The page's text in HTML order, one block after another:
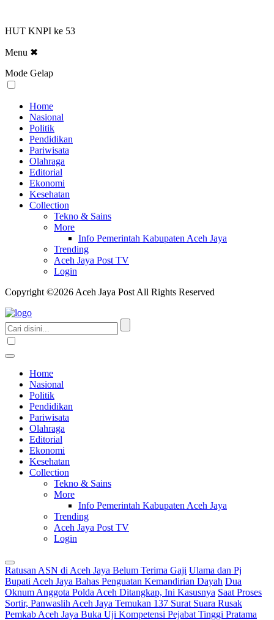
HUT KNPI ke 53
Menu ✖
Mode Gelap
Home
Nasional
Politik
Pendidikan
Pariwisata
Olahraga
Editorial
Ekonomi
Kesehatan
Collection
Tekno & Sains
More
Info Pemerintah Kabupaten Aceh Jaya
Trending
Aceh Jaya Post TV
Login
Copyright ©2026 Aceh Jaya Post All Rights Reserved
Home
Nasional
Politik
Pendidikan
Pariwisata
Olahraga
Editorial
Ekonomi
Kesehatan
Collection
Tekno & Sains
More
Info Pemerintah Kabupaten Aceh Jaya
Trending
Aceh Jaya Post TV
Login
Ratusan ASN di Aceh Jaya Belum Terima Gaji Ulama dan Pj
Bupati Aceh Jaya Bahas Penguatan Kemandirian Dayah Dua
Oknum Anggota Polda Aceh Ditangkap, Ini Kasusnya Saat Proses
Sortir, Panwaslih Aceh Jaya Temukan 137 Surat Suara Rusak
Pemkab Aceh Jaya Buka Uji Kompetensi Pejabat Tinggi Pratama